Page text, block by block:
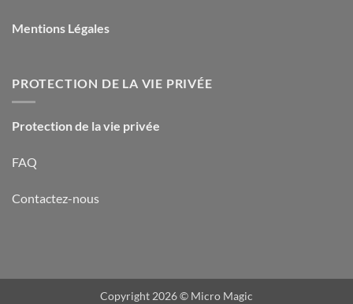
Mentions Légales
PROTECTION DE LA VIE PRIVÉE
Protection de la vie privée
FAQ
Contactez-nous
Copyright 2026 © Micro Magic